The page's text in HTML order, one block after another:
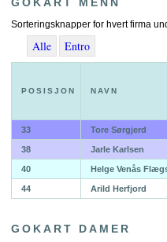
Sorteringsknapper for hvert firma
Alle Entro
POSISJON NAVN
33 Tore Sørgjerd
38 Jarle Karlsen
40 Helge Venås
44 Arild Herfjord
GOKART DAMER